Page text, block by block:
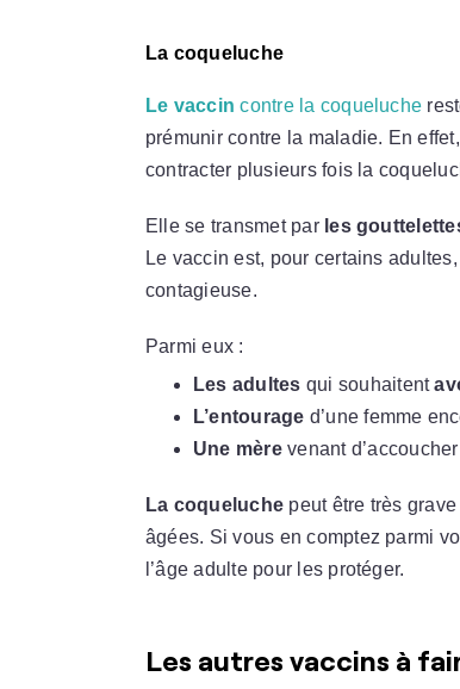
La coqueluche
Le vaccin contre la coqueluche
prémunir contre la maladie. En
contracter plusieurs fois la
Elle se transmet par les
Le vaccin est, pour certains
contagieuse.
Parmi eux :
Les adultes qui souhaitent
L’entourage d’une femme
Une mèrevenant
La coqueluche peut être très
âgées. Si vous en comptez parmi
l’âge adulte pour les protéger.
Les autres vaccins à